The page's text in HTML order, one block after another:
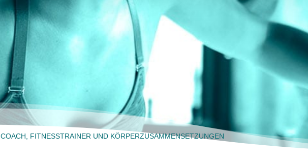
COACH, FITNESSTRAINER UND KÖRPERZUSAMMENSETZUNGEN